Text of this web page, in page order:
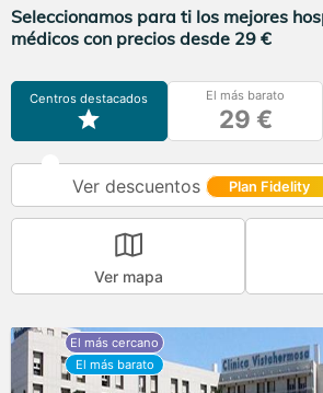
Seleccionamos para ti los mejores
médicos con precios desde 29 €
Centros destacados El más barato
29 €
Ver descuentos Plan Fidelity
Ver mapa